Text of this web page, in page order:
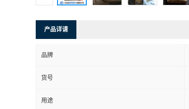
产品详请
品牌
货号
用途